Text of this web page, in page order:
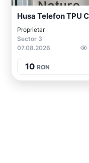
Proprietar
Sector 3
07.08.2026
10 RON